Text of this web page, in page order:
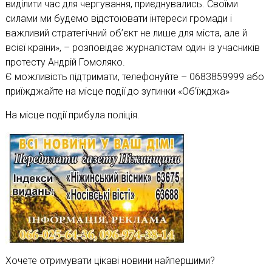
виділити час для чергування, приєднувались. Своїми
силами ми будемо відстоювати інтереси громади і
важливий стратегічний об’єкт не лише для міста, але й
всієї країни», – розповідає журналістам один із учасників
протесту Андрій Гомоляко.
Є можливість підтримати, телефонуйте – 0683859999 або
приїжджайте на місце події до зупинки «Об’їжджа»
На місце події прибула поліція.
Хочете отримувати цікаві новини найпершими?